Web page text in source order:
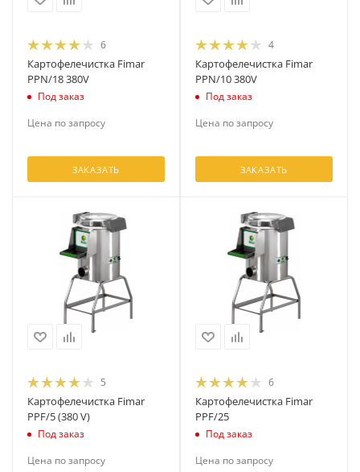
6
Картофелечистка Fimar
PPN/18 380V
Под заказ
Цена по запросу
ЗАКАЗАТЬ
4
Картофелечистка Fimar
PPN/10 380V
Под заказ
Цена по запросу
ЗАКАЗАТЬ
5
Картофелечистка Fimar
PPF/5 (380 V)
Под заказ
Цена по запросу
6
Картофелечистка Fimar
PPF/25
Под заказ
Цена по запросу